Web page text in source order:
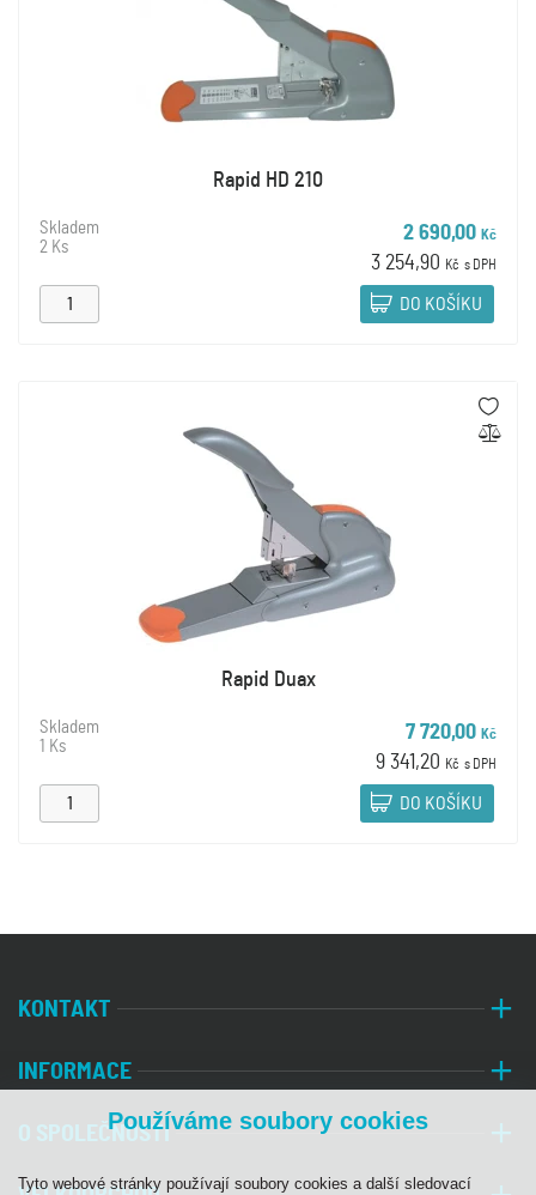
Rapid HD 210
Skladem
2 Ks
2 690,00 Kč
3 254,90 Kč s DPH
DO KOŠÍKU
Rapid Duax
Skladem
1 Ks
7 720,00 Kč
9 341,20 Kč s DPH
DO KOŠÍKU
KONTAKT
INFORMACE
O SPOLEČNOSTIPoužíváme soubory cookies
Tyto webové stránky používají soubory cookies a další sledovací